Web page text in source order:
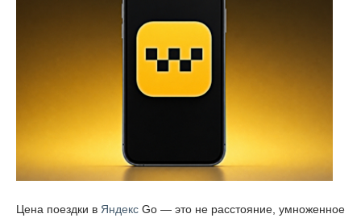
Цена поездки в Яндекс Go — это не расстояние, умноженное